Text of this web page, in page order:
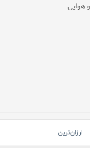
هوایی
ارزان‌ترین